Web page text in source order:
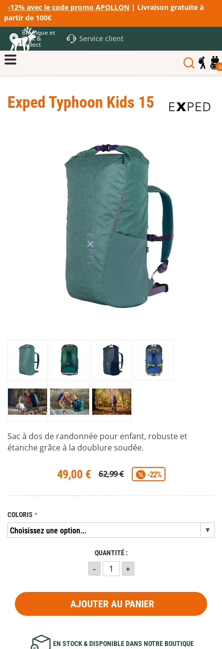
-12% avec le code promo APOLLON | Livraison gratuite à
partir de 100€
Boutique et
Click &
Collect
Service client
0
Exped Typhoon Kids 15
Sac à dos de randonnée pour enfant, robuste et
étanche grâce à la doublure soudée.
49,00 € 62,99 € -22%
COLORIS
QUANTITÉ :
AJOUTER AU PANIER
EN STOCK & DISPONIBLE DANS NOTRE BOUTIQUE